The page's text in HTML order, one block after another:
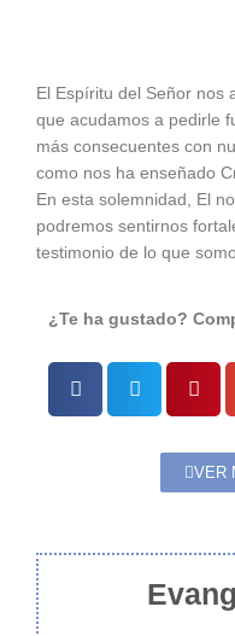
El Espíritu del Señor nos
que acudamos a pedirle
más consecuentes con
como nos ha enseñado
En esta solemnidad, El
podremos sentirnos
testimonio de lo que
¿Te ha gustado?
VER